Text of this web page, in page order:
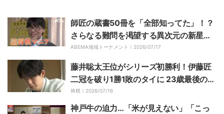
師匠の蔵書50冊を「全部知ってた」！？
さらなる難問を渇望する異次元の新星・
山下数毅四段の詰将棋探求
ABEMA地域トーナメント｜ 2026/07/17
藤井聡太王位がシリーズ初勝利！伊藤匠
二冠を破り1勝1敗のタイに 23歳最後のタ
イトル戦を白星で飾る／将棋・王位戦第2
局
将棋｜ 2026/07/16
神戸牛の迫力…「米が見えない」「こっ